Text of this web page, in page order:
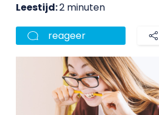
Leestijd:2 minuten
reageer